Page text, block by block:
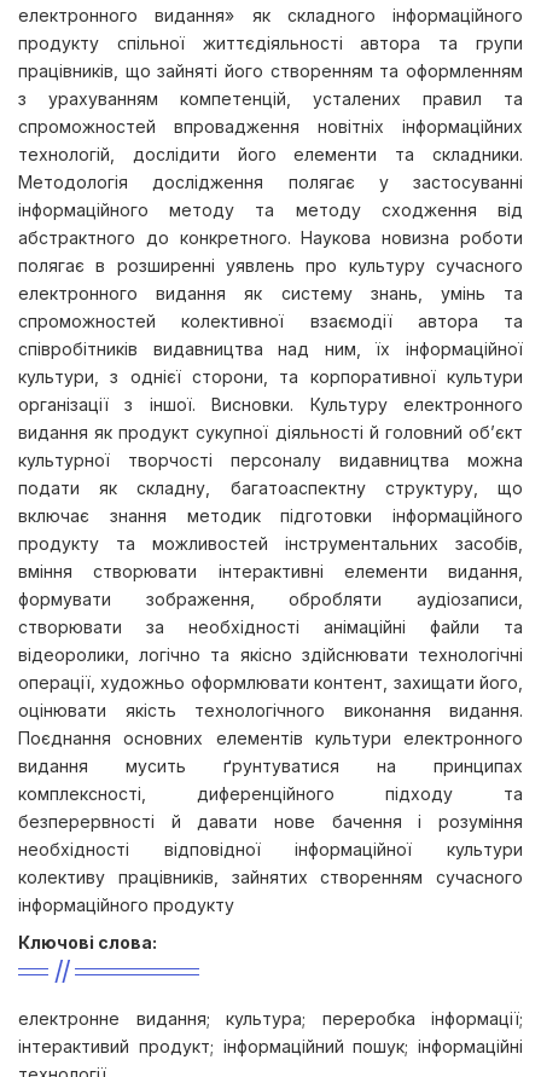
електронного видання» як складного інформаційного
продукту спільної життєдіяльності автора та групи
працівників, що зайняті його створенням та оформленням
з урахуванням компетенцій, усталених правил та
спроможностей впровадження новітніх інформаційних
технологій, дослідити його елементи та складники.
Методологія дослідження полягає у застосуванні
інформаційного методу та методу сходження від
абстрактного до конкретного. Наукова новизна роботи
полягає в розширенні уявлень про культуру сучасного
електронного видання як систему знань, умінь та
спроможностей колективної взаємодії автора та
співробітників видавництва над ним, їх інформаційної
культури, з однієї сторони, та корпоративної культури
організації з іншої. Висновки. Культуру електронного
видання як продукт сукупної діяльності й головний об’єкт
культурної творчості персоналу видавництва можна
подати як складну, багатоаспектну структуру, що
включає знання методик підготовки інформаційного
продукту та можливостей інструментальних засобів,
вміння створювати інтерактивні елементи видання,
формувати зображення, обробляти аудіозаписи,
створювати за необхідності анімаційні файли та
відеоролики, логічно та якісно здійснювати технологічні
операції, художньо оформлювати контент, захищати його,
оцінювати якість технологічного виконання видання.
Поєднання основних елементів культури електронного
видання мусить ґрунтуватися на принципах
комплексності, диференційного підходу та
безперервності й давати нове бачення і розуміння
необхідності відповідної інформаційної культури
колективу працівників, зайнятих створенням сучасного
інформаційного продукту
Ключові слова:
електроннe видання; культура; переробка інформації;
інтерактивий продукт; інформаційний пошук; інформаційні